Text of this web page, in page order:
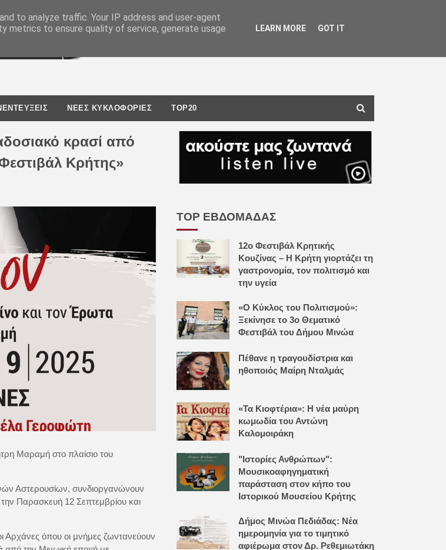
ΝΕΕΣ ΚΥΚΛΟΦΟΡΙΕΣ TOP20
κρασί από
Κρήτης»
Μαραμή στο πλαίσιο του
Αστερουσίων, συνδιοργανώνουν
Παρασκευή 12 Σεπτεμβρίου και
Αρχάνες όπου οι μνήμες ζωντανεύουν
TOP ΕΒΔΟΜΑΔΑΣ
12ο Φεστιβάλ Κρητικής
Κουζίνας – Η Κρήτη γιορτάζει τη
γαστρονομία, τον πολιτισμό και
την υγεία
«Ο Κύκλος του Πολιτισμού»:
Ξεκίνησε το 3ο Θεματικό
Φεστιβάλ του Δήμου Μινώα
Πέθανε η τραγουδίστρια και
ηθοποιός Μαίρη Νταλμάς
«Τα Κιοφτέρια»: Η νέα μαύρη
κωμωδία του Αντώνη
Καλομοιράκη
"Ιστορίες Ανθρώπων":
Μουσικοαφηγηματική
παράσταση στον κήπο του
Ιστορικού Μουσείου Κρήτης
Δήμος Μινώα Πεδιάδας: Νέα
ημερομηνία για το τιμητικό
αφιέρωμα στον Δρ. Ρεθεμιωτάκη
to analyze traffic. Your IP address and user-agent
metrics to ensure quality of service, generate usage
LEARN MORE GOT IT